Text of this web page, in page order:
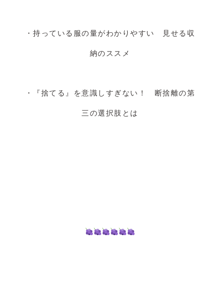
・持っている服の量がわかりやすい 見せる収
納のススメ
・『捨てる』を意識しすぎない！ 断捨離の第
三の選択肢とは